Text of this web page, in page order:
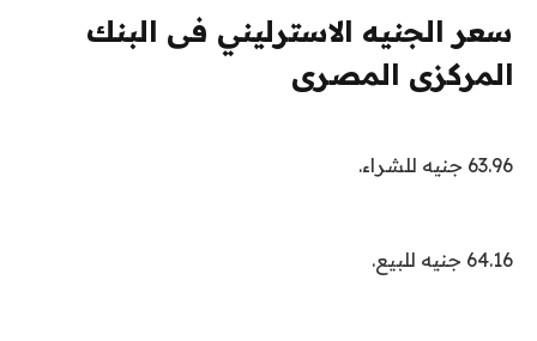
سعر الجنيه الاسترليني فى البنك
المركزى المصرى
63.96 جنيه للشراء.
64.16 جنيه للبيع.